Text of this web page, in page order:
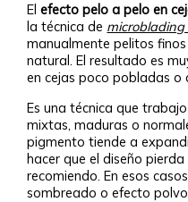
Elefecto pelo a pelo en
la técnica de microblading
manualmente pelitos
natural. El resultado es
en cejas poco pobladas o
Es una técnica que
mixtas, maduras o
pigmento tiende a
hacer que el diseño
recomiendo. En esos
sombreado o efecto polvo.